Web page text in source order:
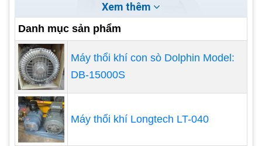
Ứng dụng của máy thổi khí con
Xem thêm
Danh mục sản phẩm
Máy thổi khí con sò Dolphin Model:
DB-15000S
Máy thổi khí Longtech LT-040